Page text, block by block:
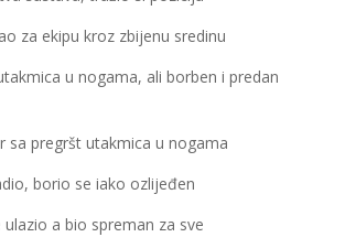
za ekipu kroz zbijenu sredinu
u nogama, ali borben i predan
sa pregršt utakmica u nogama
borio se iako ozlijeđen
a bio spreman za sve